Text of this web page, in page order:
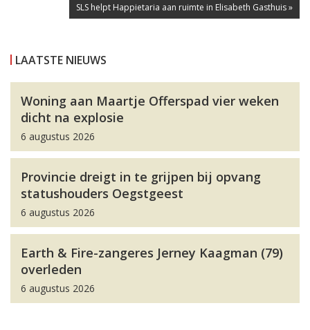
SLS helpt Happietaria aan ruimte in Elisabeth Gasthuis »
LAATSTE NIEUWS
Woning aan Maartje Offerspad vier weken
dicht na explosie
6 augustus 2026
Provincie dreigt in te grijpen bij opvang
statushouders Oegstgeest
6 augustus 2026
Earth & Fire-zangeres Jerney Kaagman (79)
overleden
6 augustus 2026